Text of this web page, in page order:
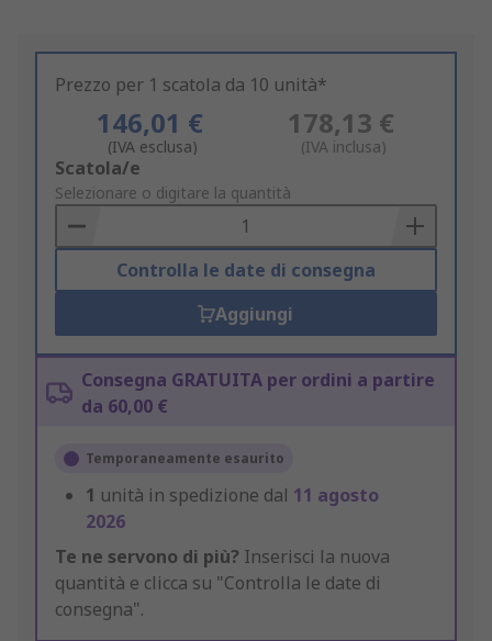
Prezzo per 1 scatola da 10 unità*
146,01 €
(IVA esclusa)
178,13 €
(IVA inclusa)
Add
to
Basket
Scatola/e
Selezionare o digitare la quantità
Controlla le date di consegna
Aggiungi
Consegna GRATUITA per ordini a partire
da 60,00 €
Temporaneamente esaurito
1 unità in spedizione dal 11 agosto
2026
Te ne servono di più? Inserisci la nuova
quantità e clicca su "Controlla le date di
consegna".